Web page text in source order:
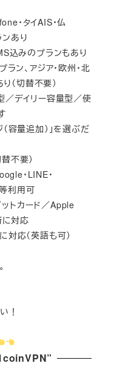
・タイAIS・仏
あり
込みのプランもあり
ン、アジア・欧州・北
（切替不要）
／デイリー容量型／使
容量追加）」を選ぶだ
不要）
・LINE・
利用可
トカード／Apple
対応
応（英語も可）
！